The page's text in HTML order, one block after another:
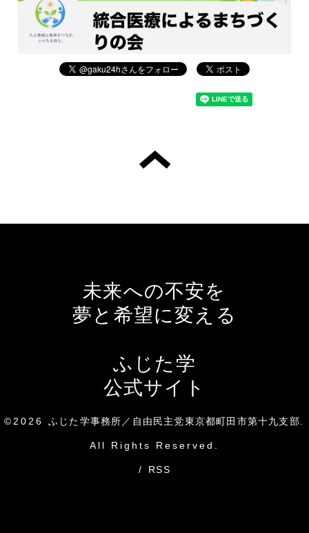
未来への不安を
夢と希望に変える
ふじた学
公式サイト
©2026ふじた学事務所／自由民主党東京都町田市第十九支部
All Rights Reserved.
/ RSS